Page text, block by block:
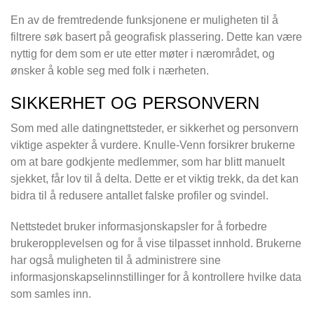
En av de fremtredende funksjonene er muligheten til å
filtrere søk basert på geografisk plassering. Dette kan være
nyttig for dem som er ute etter møter i nærområdet, og
ønsker å koble seg med folk i nærheten.
SIKKERHET OG PERSONVERN
Som med alle datingnettsteder, er sikkerhet og personvern
viktige aspekter å vurdere. Knulle-Venn forsikrer brukerne
om at bare godkjente medlemmer, som har blitt manuelt
sjekket, får lov til å delta. Dette er et viktig trekk, da det kan
bidra til å redusere antallet falske profiler og svindel.
Nettstedet bruker informasjonskapsler for å forbedre
brukeropplevelsen og for å vise tilpasset innhold. Brukerne
har også muligheten til å administrere sine
informasjonskapselinnstillinger for å kontrollere hvilke data
som samles inn.